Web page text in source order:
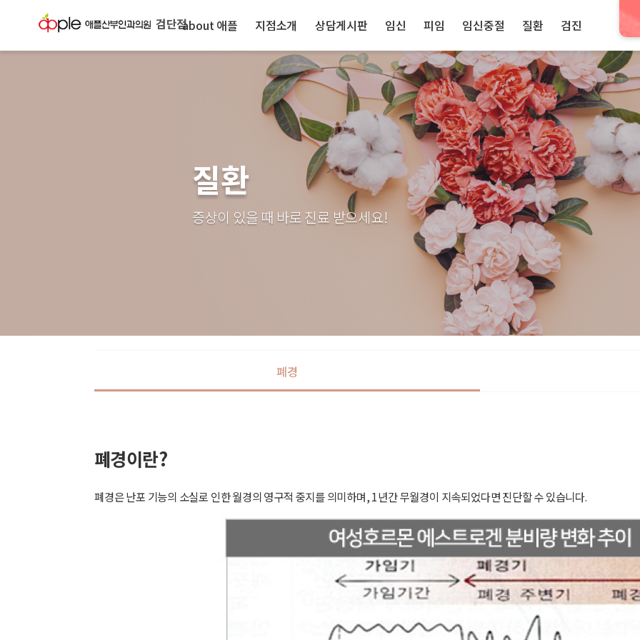
검단점about 애플 지점소개 상담게시판 임신 피임 임신중절 질환 검진
질환
증상이 있을 때 바로 진료 받으세요!
폐경
폐경이란?
폐경은 난포 기능의 소실로 인한 월경의 영구적 중지를 의미하며, 1년간 무월경이 지속되었다면 진단할 수 있습니다.